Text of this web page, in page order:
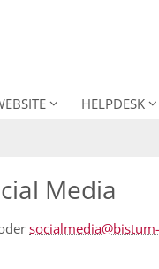
HELPDESK
Media